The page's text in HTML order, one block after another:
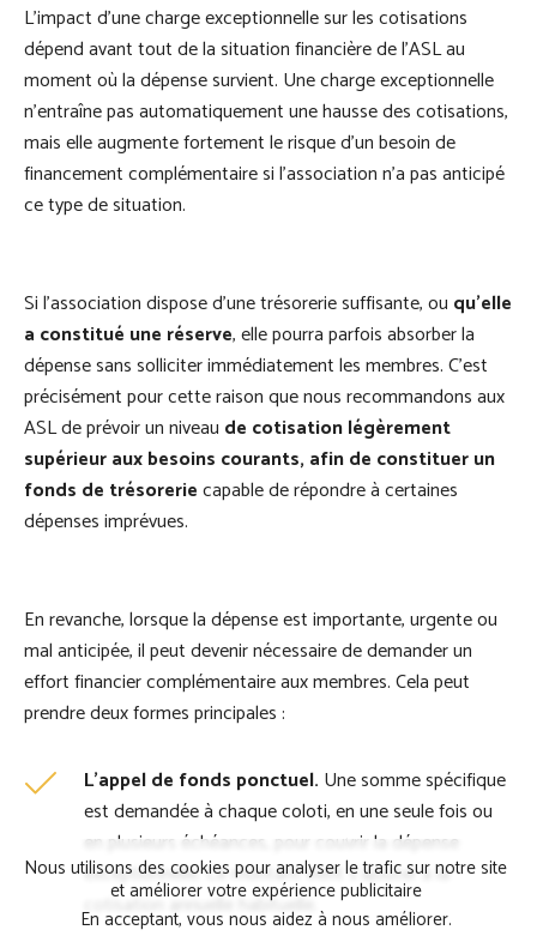
L'impact d'une charge exceptionnelle sur les cotisations
dépend avant tout de la situation financière de l'ASL au
moment où la dépense survient. Une charge exceptionnelle
n'entraîne pas automatiquement une hausse des cotisations,
mais elle augmente fortement le risque d'un besoin de
financement complémentaire si l'association n'a pas anticipé
ce type de situation.
Si l’association dispose d’une trésorerie suffisante, ou qu’elle
a constitué une réserve, elle pourra parfois absorber la
dépense sans solliciter immédiatement les membres. C’est
précisément pour cette raison que nous recommandons aux
ASL de prévoir un niveau de cotisation légèrement
supérieur aux besoins courants, afin de constituer un
fonds de trésoreriecapable de répondre à certaines
dépenses imprévues.
En revanche, lorsque la dépense est importante, urgente ou
mal anticipée, il peut devenir nécessaire de demander un
effort financier complémentaire aux membres. Cela peut
prendre deux formes principales :
L'appel de fonds ponctuel. Une somme spécifique
est demandée à chaque coloti, en une seule fois ou
en plusieurs échéances, pour couvrir la dépense
exceptionnelle. Ce montant vient s'ajouter à la
cotisation annuelle habituelle.
Nous utilisons des cookies pour analyser le trafic sur notre site
et améliorer votre expérience publicitaire
En acceptant, vous nous aidez à nous améliorer.